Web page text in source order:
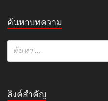
ค้นหาบทความ
ลิงค์สำคัญ